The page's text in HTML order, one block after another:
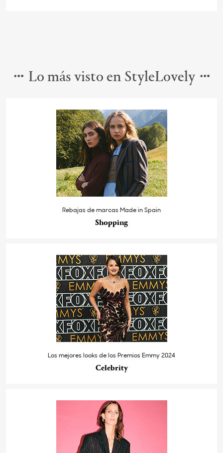
Lo más visto en StyleLovely
Rebajas de marcas Made in Spain
Shopping
Los mejores looks de los Premios Emmy 2024
Celebrity